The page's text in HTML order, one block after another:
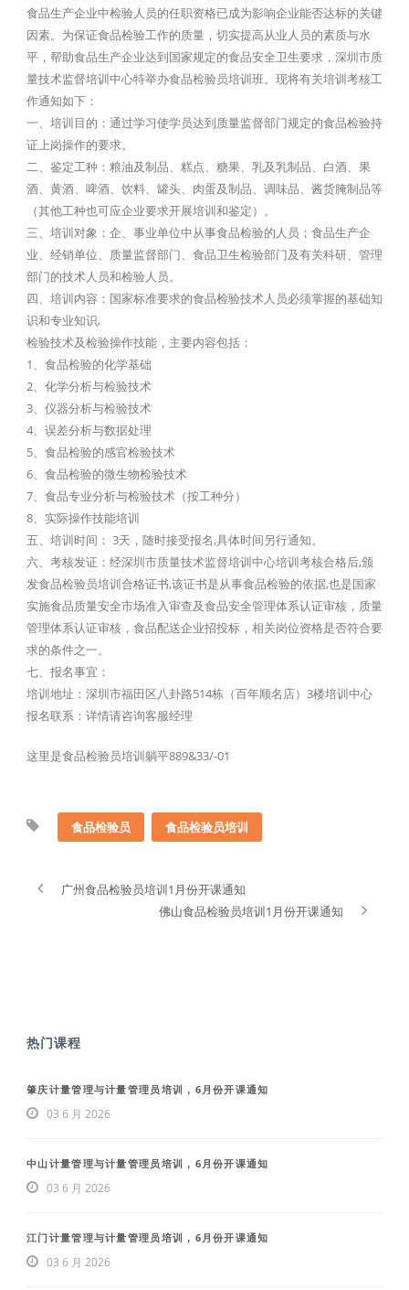
食品生产企业中检验人员的任职资格已成为影响企业能否达标的关键
因素。为保证食品检验工作的质量，切实提高从业人员的素质与水
平，帮助食品生产企业达到国家规定的食品安全卫生要求，深圳市质
量技术监督培训中心特举办食品检验员培训班。现将有关培训考核工
作通知如下：
一、培训目的：通过学习使学员达到质量监督部门规定的食品检验持
证上岗操作的要求。
二、鉴定工种：粮油及制品、糕点、糖果、乳及乳制品、白酒、果
酒、黄酒、啤酒、饮料、罐头、肉蛋及制品、调味品、酱货腌制品等
（其他工种也可应企业要求开展培训和鉴定）。
三、培训对象：企、事业单位中从事食品检验的人员；食品生产企
业、经销单位、质量监督部门、食品卫生检验部门及有关科研、管理
部门的技术人员和检验人员。
四、培训内容：国家标准要求的食品检验技术人员必须掌握的基础知
识和专业知识,
检验技术及检验操作技能，主要内容包括：
1、食品检验的化学基础
2、化学分析与检验技术
3、仪器分析与检验技术
4、误差分析与数据处理
5、食品检验的感官检验技术
6、食品检验的微生物检验技术
7、食品专业分析与检验技术（按工种分）
8、实际操作技能培训
五、培训时间： 3天，随时接受报名,具体时间另行通知。
六、考核发证：经深圳市质量技术监督培训中心培训考核合格后,颁
发食品检验员培训合格证书,该证书是从事食品检验的依据,也是国家
实施食品质量安全市场准入审查及食品安全管理体系认证审核，质量
管理体系认证审核，食品配送企业招投标，相关岗位资格是否符合要
求的条件之一。
七、报名事宜：
培训地址：深圳市福田区八卦路514栋（百年顺名店）3楼培训中心
报名联系：详情请咨询客服经理
这里是食品检验员培训躺平889&33/-01
食品检验员 食品检验员培训
广州食品检验员培训1月份开课通知
佛山食品检验员培训1月份开课通知
热门课程
肇庆计量管理与计量管理员培训，6月份开课通知
03 6 月 2026
中山计量管理与计量管理员培训，6月份开课通知
03 6 月 2026
江门计量管理与计量管理员培训，6月份开课通知
03 6 月 2026